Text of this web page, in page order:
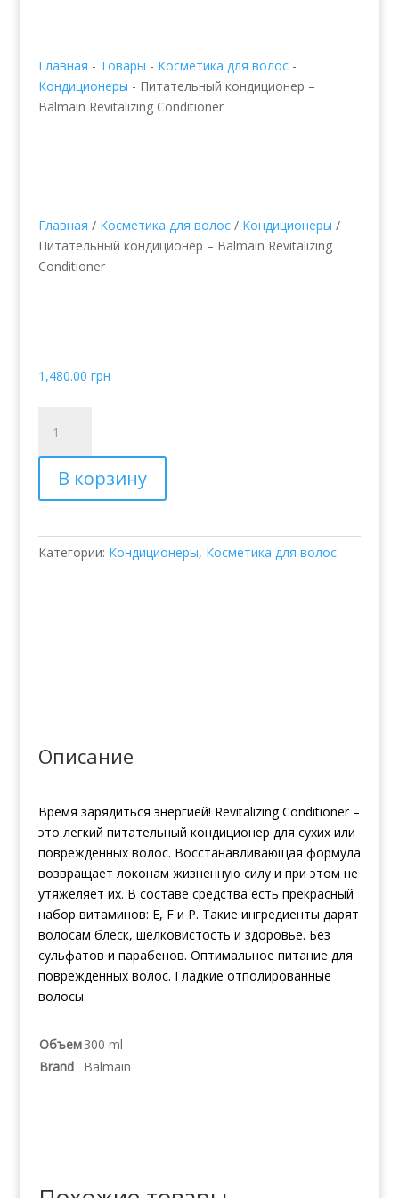
Главная - Товары - Косметика для волос-
Кондиционеры - Питательный кондиционер –
Balmain Revitalizing Conditioner
Главная / Косметика для волос/ Кондиционеры /
Питательный кондиционер – Balmain Revitalizing
Conditioner
1,480.00 грн
товара
Питательный
кондиционер
–
Revitalizing
Conditioner
В корзину
Категории: Кондиционеры, Косметика для волос
Описание
Время зарядиться энергией! Revitalizing Conditioner –
это легкий питательный кондиционер для сухих или
поврежденных волос. Восстанавливающая формула
возвращает локонам жизненную силу и при этом не
утяжеляет их. В составе средства есть прекрасный
набор витаминов: E, F и P. Такие ингредиенты дарят
волосам блеск, шелковистость и здоровье. Без
сульфатов и парабенов. Оптимальное питание для
поврежденных волос. Гладкие отполированные
волосы.
Объем300 ml
Brand
Balmain